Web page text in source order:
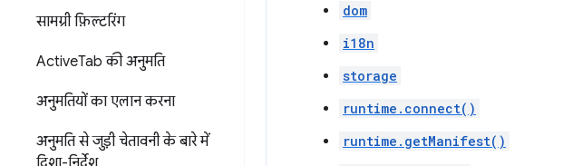
सामग्री फ़िल्टरिंग
ActiveTab की अनुमति
अनुमतियों का एलान करना
अनुमति से जुड़ी चेतावनी के बारे में
dom
i18n
storage
runtime.connect()
runtime.getManifest()